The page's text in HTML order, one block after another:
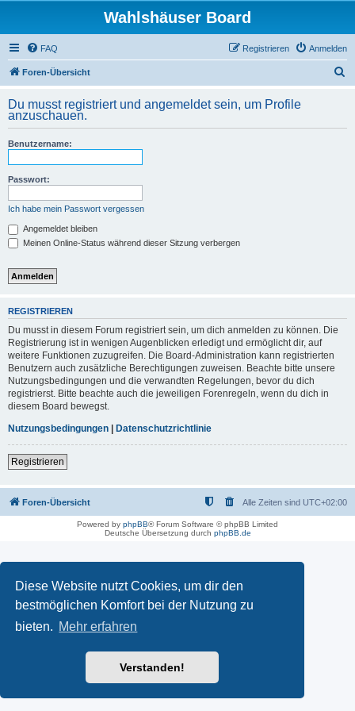
Diese Website nutzt Cookies, um dir den
bestmöglichen Komfort bei der Nutzung zu
bieten. Mehr erfahren
Verstanden!
Wahlshäuser Board
FAQ Anmelden
Registrieren
Foren-Übersicht
h
Du musst registriert und angemeldet sein, um Profile
anzuschauen.
Benutzername:
Passwort:
Ich habe mein Passwort vergessen
Angemeldet bleiben
Meinen Online-Status während dieser Sitzung verbergen
REGISTRIEREN
Du musst in diesem Forum registriert sein, um dich anmelden zu können. Die
Registrierung ist in wenigen Augenblicken erledigt und ermöglicht dir, auf
weitere Funktionen zuzugreifen. Die Board-Administration kann registrierten
Benutzern auch zusätzliche Berechtigungen zuweisen. Beachte bitte unsere
Nutzungsbedingungen und die verwandten Regelungen, bevor du dich
registrierst. Bitte beachte auch die jeweiligen Forenregeln, wenn du dich in
diesem Board bewegst.
Nutzungsbedingungen | Datenschutzrichtlinie
Registrieren
Foren-Übersicht Alle Zeiten sind UTC+02:00
Powered by phpBB® Forum Software © phpBB Limited
Deutsche Übersetzung durch phpBB.de